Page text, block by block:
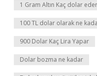
1 Gram Altın Kaç dolar eder
100 TL dolar olarak ne
900 Dolar Kaç Lira Yapar
Dolar bozma ne kadar